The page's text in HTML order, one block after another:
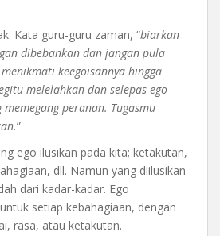
Kata guru-guru zaman, “biarkan
dibebankan dan jangan pula
keegoisannya hingga
melelahkan dan selepas ego
peranan. Tugasmu
”
ego ilusikan pada kita; ketakutan,
dll. Namun yang diilusikan
dari kadar-kadar. Ego
setiap kebahagiaan, dengan
rasa, atau ketakutan.